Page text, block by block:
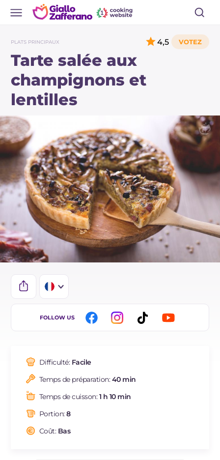
PLATS PRINCIPAUX
Tarte salée aux
champignons et
lentilles
4,5
IT
ES
BR
NL
FOLLOW US
Difficulté: Facile
Temps de préparation:40 min
Temps de cuisson:1 h 10 min
Portion:8
Coût: Bas